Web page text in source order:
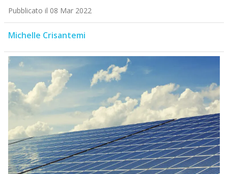
Pubblicato il 08 Mar 2022
Michelle Crisantemi